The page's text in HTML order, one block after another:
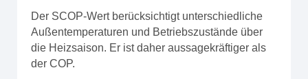
Der SCOP-Wert berücksichtigt unterschiedliche
Außentemperaturen und Betriebszustände über
die Heizsaison. Er ist daher aussagekräftiger als
der COP.